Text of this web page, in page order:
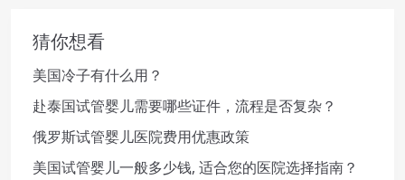
猜你想看
美国冷子有什么用？
赴泰国试管婴儿需要哪些证件，流程是否复杂？
俄罗斯试管婴儿医院费用优惠政策
美国试管婴儿一般多少钱, 适合您的医院选择指南？